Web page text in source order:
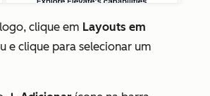
clique em Layouts em
e clique para selecionar um